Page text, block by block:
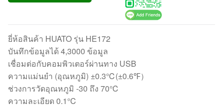
ยี่ห้อสินค้า HUATO รุ่น HE172
บันทึกข้อมูลได้ 4,3000 ข้อมูล
เชื่อมต่อกับคอมพิวเตอร์ผ่านทาง USB
ความแม่นยำ (อุณหภูมิ) ±0.3℃(±0.6℉）
ช่วงการวัดอุณหภูมิ -30 ถึง 70℃
ความละเอียด 0.1°C